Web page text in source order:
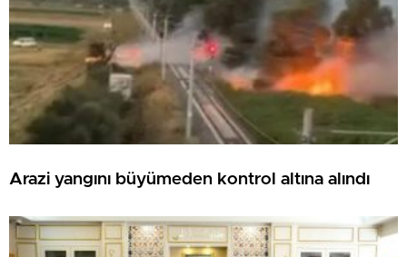
Arazi yangını büyümeden kontrol altına alındı